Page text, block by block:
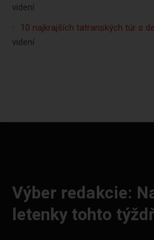
videní
10 najkrajších tatranských túr s
videní
Výber redakcie:
letenky tohto